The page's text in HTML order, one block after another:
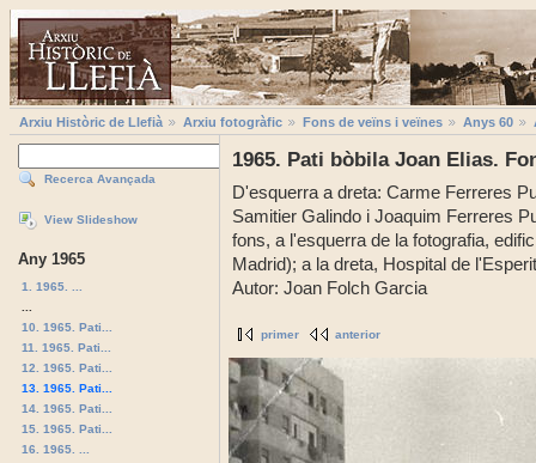
Arxiu Històric de Llefià Arxiu fotogràfic Fons de veïns i veïnes Anys 60
Recerca Avançada
View Slideshow
Any 1965
1. 1965. ...
10. 1965. Pati...
11. 1965. Pati...
12. 1965. Pati...
13. 1965. Pati...
14. 1965. Pati...
15. 1965. Pati...
16. 1965. ...
1965. Pati bòbila Joan Elias.
D'esquerra a dreta: Carme Ferreres
Samitier Galindo i Joaquim Ferreres
fons, a l'esquerra de la fotografia,
Madrid); a la dreta, Hospital de
Autor: Joan Folch Garcia
primer anterior